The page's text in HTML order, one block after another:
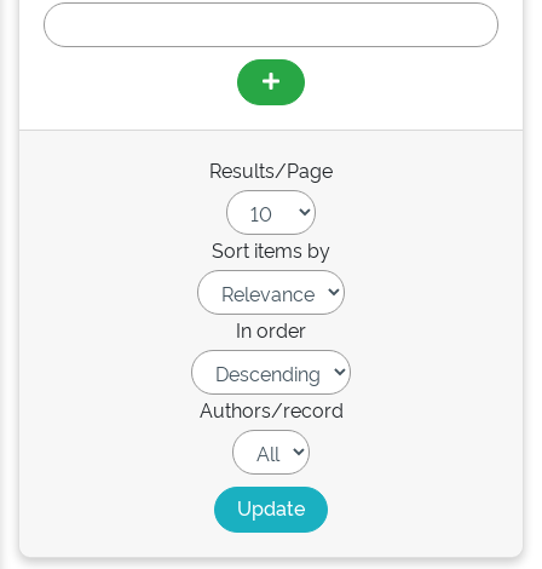
Results/Page
Sort items by
In order
Authors/record